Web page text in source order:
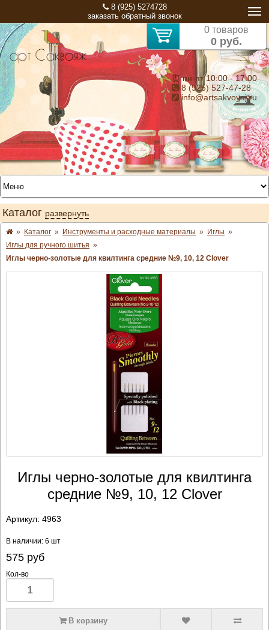
8 (925) 5274728
заказать обратный звонок
0 товаров
0 руб.
⏰ пн-пт 10:00 - 17:00
8 (925) 527-47-28
info@artsakvoyaj.ru
Каталог развернуть
» Каталог » Инструменты и расходные материалы » Иглы »
Иглы для ручного шитья »
Иглы черно-золотые для квилтинга средние №9, 10, 12 Clover
Иглы черно-золотые для квилтинга
средние №9, 10, 12 Clover
Артикул: 4963
В наличии: 6 шт
575руб
Кол-во
В корзину